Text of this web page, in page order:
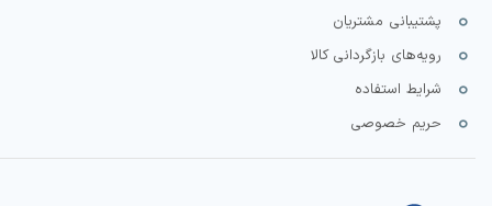
پشتیبانی مشتریان
رویه‌های بازگردانی کالا
شرایط استفاده
حریم خصوصی